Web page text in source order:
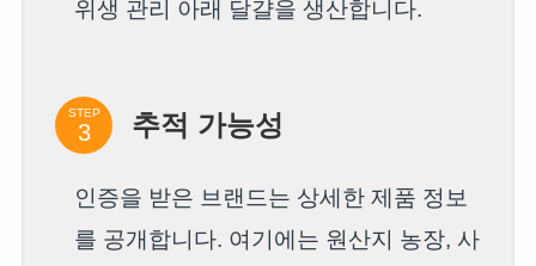
위생 관리 아래 달걀을 생산합니다.
STEP 추적 가능성
인증을 받은 브랜드는 상세한 제품 정보
를 공개합니다. 여기에는 원산지 농장, 사